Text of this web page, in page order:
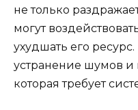
не только
могут
ухудшать его
устранение шумов
которая требует